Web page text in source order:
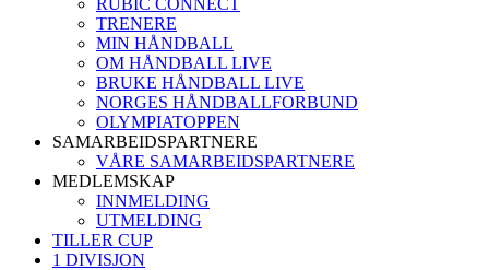
RUBIC CONNECT
TRENERE
MIN HÅNDBALL
OM HÅNDBALL LIVE
BRUKE HÅNDBALL LIVE
NORGES HÅNDBALLFORBUND
OLYMPIATOPPEN
SAMARBEIDSPARTNERE
VÅRE SAMARBEIDSPARTNERE
MEDLEMSKAP
INNMELDING
UTMELDING
TILLER CUP
1 DIVISJON